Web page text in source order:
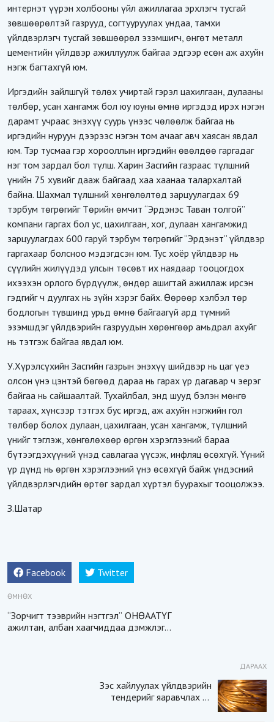
интернэт үүрэн холбооны үйл ажиллагаа эрхлэгч тусгай
зөвшөөрөлтэй газрууд, согтууруулах ундаа, тамхи
үйлдвэрлэгч тусгай зөвшөөрөл эзэмшигч, өнгөт металл
цементийн үйлдвэр ажиллуулж байгаа эдгээр есөн аж ахуйн
нэгж багтахгүй юм.
Иргэдийн зайлшгүй төлөх учиртай гэрэл цахилгаан, дулааны
төлбөр, усан хангамж бол юу юуны өмнө иргэдэд ирэх нэгэн
дарамт учраас энэхүү суурь үнээс чөлөөлж байгаа нь
иргэдийн нуруун дээрээс нэгэн том ачааг авч хаясан явдал
юм. Тэр тусмаа гэр хорооллын иргэдийн өвөлдөө гаргадаг
нэг том зардал бол түлш. Харин Засгийн газраас түлшний
үнийн 75 хувийг дааж байгаад хаа хаанаа талархалтай
байна. Шахмал түлшний хөнгөлөлтөд зарцуулагдах 69
тэрбум төгрөгийг Төрийн өмчит “Эрдэнэс Таван толгой”
компани гаргах бол ус, цахилгаан, хог, дулаан хангамжид
зарцуулагдах 600 гаруй тэрбум төгрөгийг “Эрдэнэт” үйлдвэр
гаргахаар болсноо мэдэгдсэн юм. Тус хоёр үйлдвэр нь
сүүлийн жилүүдэд улсын төсөвт их наядаар тооцогдох
ихээхэн орлого бүрдүүлж, өндөр ашигтай ажиллаж ирсэн
гэдгийг ч дуулгах нь зүйн хэрэг байх. Өөрөөр хэлбэл төр
бодлогын түвшинд урьд өмнө байгаагүй ард түмний
эзэмшдэг үйлдвэрийн газруудын хөрөнгөөр амьдрал ахуйг
нь тэтгэж байгаа явдал юм.
У.Хүрэлсүхийн Засгийн газрын энэхүү шийдвэр нь цаг үеэ
олсон үнэ цэнтэй бөгөөд дараа нь гарах үр дагавар ч эерэг
байгаа нь сайшаалтай. Тухайлбал, энд шууд бэлэн мөнгө
тараах, хүнсээр тэтгэх бус иргэд, аж ахуйн нэгжийн гол
төлбөр болох дулаан, цахилгаан, усан хангамж, түлшний
үнийг тэглэж, хөнгөлөхөөр өргөн хэрэглээний бараа
бүтээгдэхүүний үнэд савлагаа үүсэж, инфляц өсөхгүй. Үүний
үр дүнд нь өргөн хэрэглээний үнэ өсөхгүй байж үндэсний
үйлдвэрлэгчдийн өртөг зардал хүртэл буурахыг тооцолжээ.
З.Шатар
Facebook Twitter
ӨМНӨХ
“Зорчигт тээврийн нэгтгэл” ОНӨААТҮГ
ажилтан, албан хаагчиддаа дэмжлэг
ДАРААХ
Зэс хайлуулах үйлдвэрийн
тендерийг яаравчлах нь